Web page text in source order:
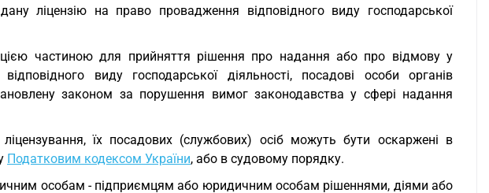
ліцензію на право провадження відповідного виду господарської
частиною для прийняття рішення про надання або про відмову у
виду господарської діяльності, посадові особи органів
законом за порушення вимог законодавства у сфері надання
ліцензування, їх посадових (службових) осіб можуть бути оскаржені в
Податковим кодексом України, або в судовому порядку.
особам - підприємцям або юридичним особам рішеннями, діями або